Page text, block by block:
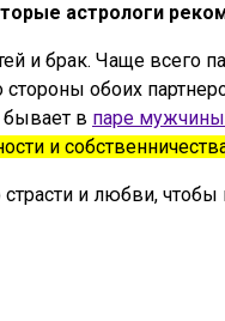
астрологи
и брак. Чаще всего
обоих
бывает в паре
и
и любви,